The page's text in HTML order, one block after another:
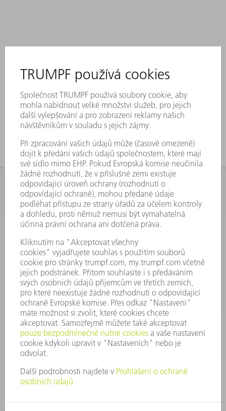
INFORMACE
Často kladené dotazy
Všeobecné obchodní podmínky
KONTAKTNÍ ÚDAJE
Náhradní díly
+420 251 106 254
Po - čt 8:00 - 17:00
Pá 8:00 - 16:00
ND@trumpf.com
KONTAKTNÍ ÚDAJE
Nástroje
+420 251 106 250
Po - pá 8:00 - 16:00
nastroje@trumpf.com